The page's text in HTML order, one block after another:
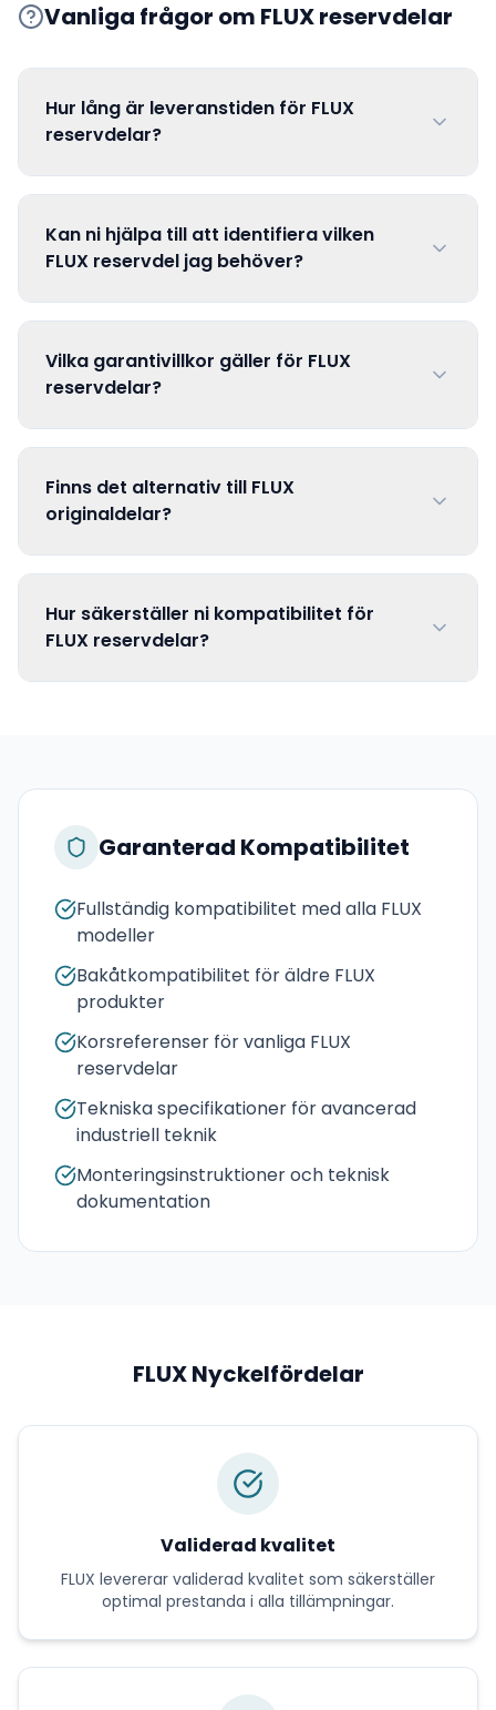
Vanliga frågor om FLUXreservdelar
Hur lång är leveranstiden för FLUX
reservdelar?
Kan ni hjälpa till att identifiera vilken
FLUX reservdel jag behöver?
Vilka garantivillkor gäller för FLUX
reservdelar?
Finns det alternativ till FLUX
originaldelar?
Hur säkerställer ni kompatibilitet för
FLUX reservdelar?
Garanterad Kompatibilitet
Fullständig kompatibilitet med alla FLUX
modeller
Bakåtkompatibilitet för äldre FLUX
produkter
Korsreferenser för vanliga FLUX
reservdelar
Tekniska specifikationer för avancerad
industriell teknik
Monteringsinstruktioner och teknisk
dokumentation
FLUXNyckelfördelar
Validerad kvalitet
FLUX levererar validerad kvalitet som säkerställer
optimal prestanda i alla tillämpningar.